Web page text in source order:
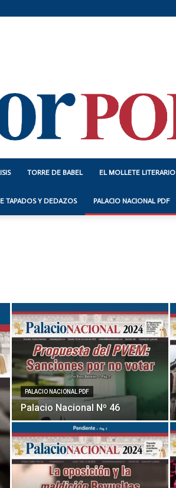
Indicador
TORRE DE BABEL EL MOLLETE LITERARIO
TAPADOS Y DEDAZOS PALACIO NACIONAL PDF
PALACIO NACIONAL PDF
Palacio Nacional Nº 46